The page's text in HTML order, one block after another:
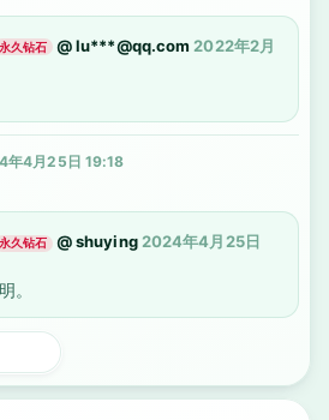
永久钻石 @lu***@qq.com 2022年2月
年4月25日 19:18
永久钻石 @shuying 2024年4月25日
。